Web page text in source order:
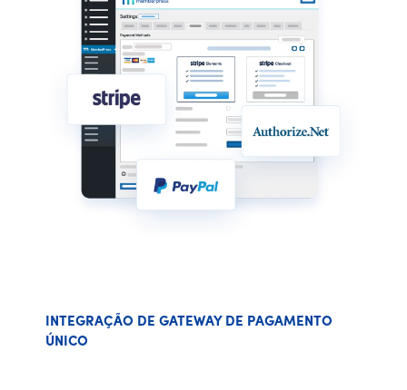
INTEGRAÇÃO DE GATEWAY DE PAGAMENTO
ÚNICO